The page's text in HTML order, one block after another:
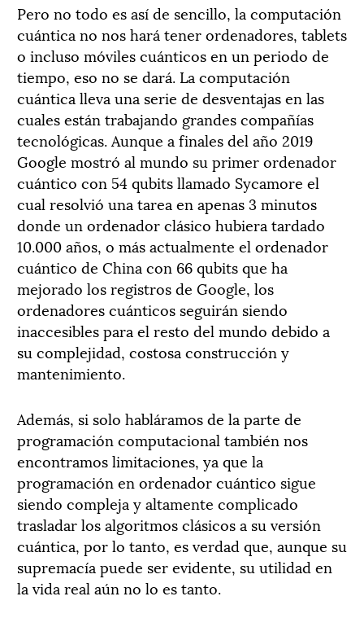
Pero no todo es así de sencillo, la computación
cuántica no nos hará tener ordenadores, tablets
o incluso móviles cuánticos en un periodo de
tiempo, eso no se dará. La computación
cuántica lleva una serie de desventajas en las
cuales están trabajando grandes compañías
tecnológicas. Aunque a finales del año 2019
Google mostró al mundo su primer ordenador
cuántico con 54 qubits llamado Sycamore el
cual resolvió una tarea en apenas 3 minutos
donde un ordenador clásico hubiera tardado
10.000 años, o más actualmente el ordenador
cuántico de China con 66 qubits que ha
mejorado los registros de Google, los
ordenadores cuánticos seguirán siendo
inaccesibles para el resto del mundo debido a
su complejidad, costosa construcción y
mantenimiento.
Además, si solo habláramos de la parte de
programación computacional también nos
encontramos limitaciones, ya que la
programación en ordenador cuántico sigue
siendo compleja y altamente complicado
trasladar los algoritmos clásicos a su versión
cuántica, por lo tanto, es verdad que, aunque su
supremacía puede ser evidente, su utilidad en
la vida real aún no lo es tanto.